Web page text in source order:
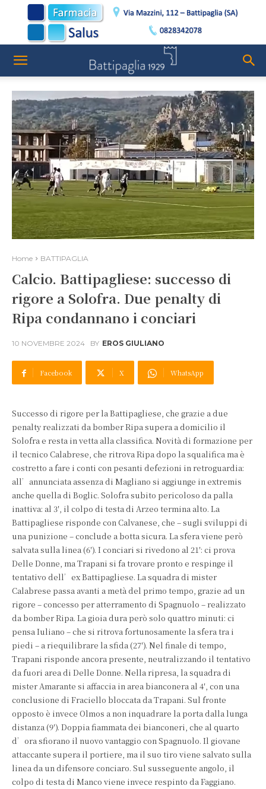
Home BATTIPAGLIA
Calcio. Battipagliese: successo di
rigore a Solofra. Due penalty di
Ripa condannano i conciari
10 NOVEMBRE 2024 BY EROS GIULIANO
Facebook X WhatsApp
Successo di rigore per la Battipagliese, che grazie a due
penalty realizzati da bomber Ripa supera a domicilio il
Solofra e resta in vetta alla classifica. Novità di formazione per
il tecnico Calabrese, che ritrova Ripa dopo la squalifica ma è
costretto a fare i conti con pesanti defezioni in retroguardia:
all’annunciata assenza di Magliano si aggiunge in extremis
anche quella di Boglic. Solofra subito pericoloso da palla
inattiva: al 3′, il colpo di testa di Arzeo termina alto. La
Battipagliese risponde con Calvanese, che – sugli sviluppi di
una punizione – conclude a botta sicura. La sfera viene però
salvata sulla linea (6′). I conciari si rivedono al 21′: ci prova
Delle Donne, ma Trapani si fa trovare pronto e respinge il
tentativo dell’ex Battipagliese. La squadra di mister
Calabrese passa avanti a metà del primo tempo, grazie ad un
rigore – concesso per atterramento di Spagnuolo – realizzato
da bomber Ripa. La gioia dura però solo quattro minuti: ci
pensa Iuliano – che si ritrova fortunosamente la sfera tra i
piedi – a riequilibrare la sfida (27′). Nel finale di tempo,
Trapani risponde ancora presente, neutralizzando il tentativo
da fuori area di Delle Donne. Nella ripresa, la squadra di
mister Amarante si affaccia in area bianconera al 4′, con una
conclusione di Fraciello bloccata da Trapani. Sul fronte
opposto è invece Olmos a non inquadrare la porta dalla lunga
distanza (9′). Doppia fiammata dei bianconeri, che al quarto
d’ora sfiorano il nuovo vantaggio con Spagnuolo. Il giovane
attaccante supera il portiere, ma il suo tiro viene salvato sulla
linea da un difensore conciaro. Sul susseguente angolo, il
colpo di testa di Manco viene invece respinto da Faggiano.